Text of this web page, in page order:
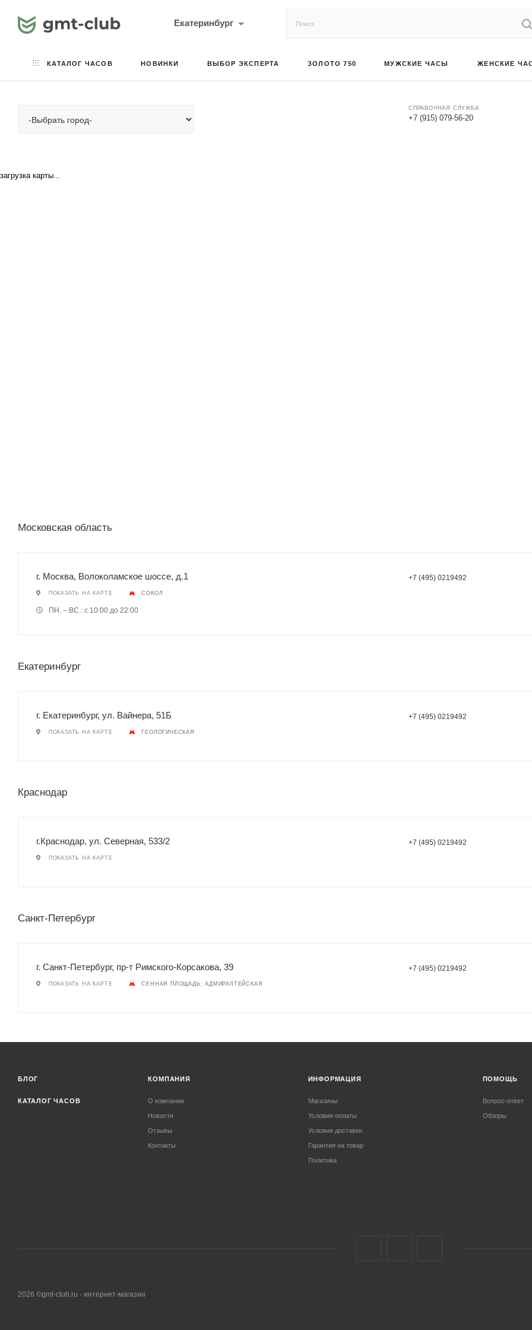
Екатеринбург
КАТАЛОГ ЧАСОВ НОВИНКИ ВЫБОР ЭКСПЕРТА ЗОЛОТО 750 МУЖСКИЕ ЧАСЫ ЖЕНСКИЕ
СПРАВОЧНАЯ СЛУЖБА
+7 (915) 079-56-20
загрузка карты...
Московская область
г. Москва, Волоколамское шоссе, д.1
ПОКАЗАТЬ НА КАРТЕ СОКОЛ
ПН. – ВС.: с 10:00 до 22:00
+7 (495) 0219492
Екатеринбург
г. Екатеринбург, ул. Вайнера, 51Б
ПОКАЗАТЬ НА КАРТЕ ГЕОЛОГИЧЕСКАЯ
+7 (495) 0219492
Краснодар
г.Краснодар, ул. Северная, 533/2
ПОКАЗАТЬ НА КАРТЕ
+7 (495) 0219492
Санкт-Петербург
г. Санкт-Петербург, пр-т Римского-Корсакова, 39
ПОКАЗАТЬ НА КАРТЕ СЕННАЯ ПЛОЩАДЬ, АДМИРАЛТЕЙСКАЯ
+7 (495) 0219492
БЛОГ
КАТАЛОГ ЧАСОВ
КОМПАНИЯ
О компании
Новости
Отзывы
Контакты
ИНФОРМАЦИЯ
Магазины
Условия оплаты
Условия доставки
Гарантия на товар
Политика
ПОМОЩЬ
Вопрос-ответ
Обзоры
2026 ©gmt-club.ru - интернет-магазин